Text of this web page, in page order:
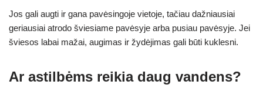
Jos gali augti ir gana pavėsingoje vietoje, tačiau dažniausiai
geriausiai atrodo šviesiame pavėsyje arba pusiau pavėsyje. Jei
šviesos labai mažai, augimas ir žydėjimas gali būti kuklesni.
Ar astilbėms reikia daug vandens?